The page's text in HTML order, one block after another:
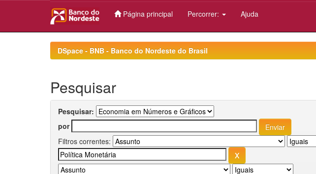
Página principal Percorrer: Ajuda
DSpace - BNB - Banco do Nordeste do Brasil
Pesquisar
Pesquisar:
por
Filtros correntes: